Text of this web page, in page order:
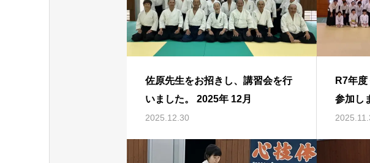
佐原先生をお招きし、講習会を行
いました。 2025年 12月
2025.12.30
R7年
参加し